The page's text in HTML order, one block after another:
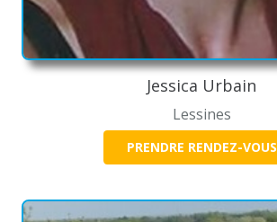
Jessica Urbain
Lessines
PRENDRE RENDEZ-VOUS